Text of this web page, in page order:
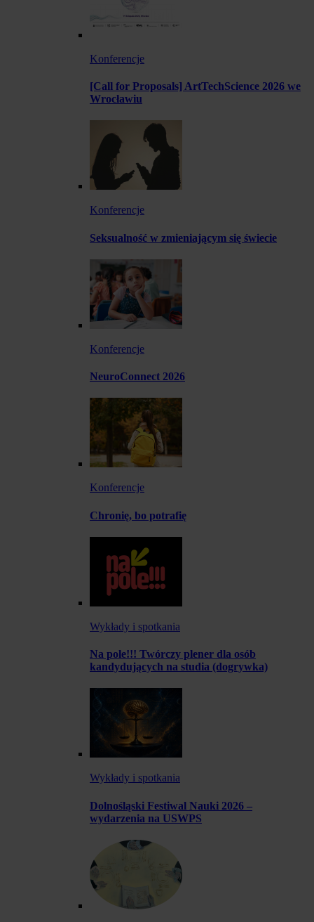
Konferencje
[Call for Proposals] ArtTechScience 2026 we
Wrocławiu
Konferencje
Seksualność w zmieniającym się świecie
Konferencje
NeuroConnect 2026
Konferencje
Chronię, bo potrafię
Wykłady i spotkania
Na pole!!! Twórczy plener dla osób
kandydujących na studia (dogrywka)
Wykłady i spotkania
Dolnośląski Festiwal Nauki 2026 –
wydarzenia na USWPS